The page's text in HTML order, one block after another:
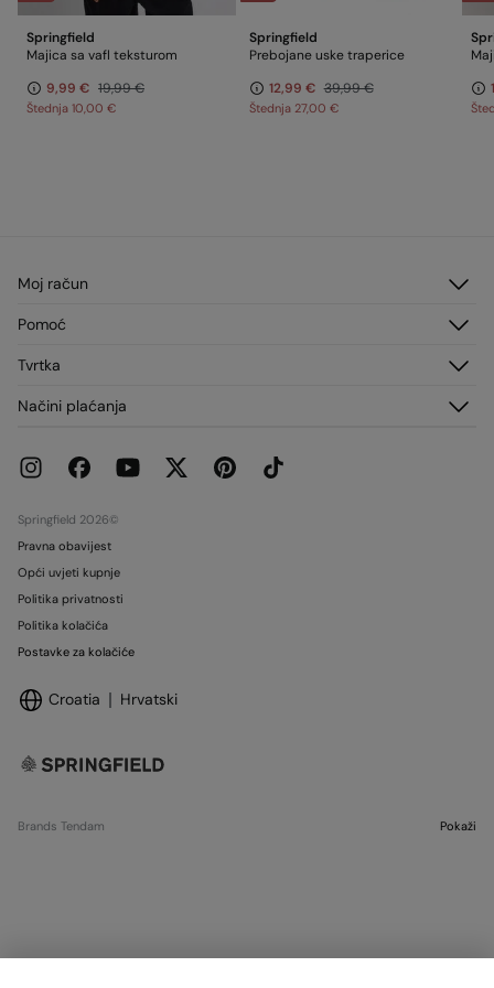
Springfield
Majica sa vafl teksturom
9,99 € 19,99 €
Štednja 10,00 €
Springfield
Prebojane uske traperice
12,99 € 39,99 €
Štednja 27,00 €
Moj račun
Adrese za dostavu
Pomoć
Dostava
Trenutne promocije
Tvrtka
Franšize
Radi s nama
Načini plaćanja
Springfield 2026©
Pravna obavijest
Opći uvjeti kupnje
Politika privatnosti
Politika kolačića
Postavke za kolačiće
Croatia Hrvatski
Brands Tendam Pokaži